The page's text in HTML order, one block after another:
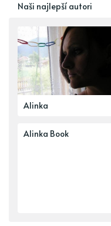
Naši najlepší autori
Alinka
Alinka Book